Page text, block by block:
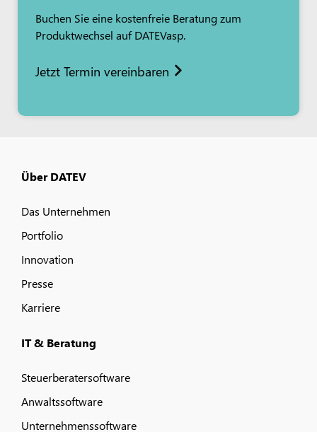
Buchen Sie eine kostenfreie Beratung zum
Produktwechsel auf DATEVasp.
Jetzt Termin vereinbaren
Über DATEV
Das Unternehmen
Portfolio
Innovation
Presse
Karriere
IT & Beratung
Steuerberatersoftware
Anwaltssoftware
Unternehmenssoftware